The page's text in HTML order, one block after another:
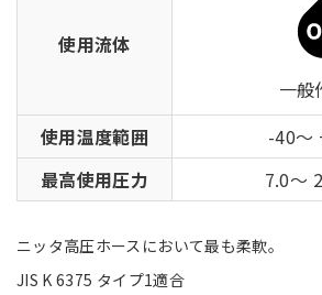
使用流体
一般
使用温度範囲
-40
最高使用圧力
7.0～
ニッタ高圧ホースにおいて最も柔軟。
JIS K 6375 タイプ1適合